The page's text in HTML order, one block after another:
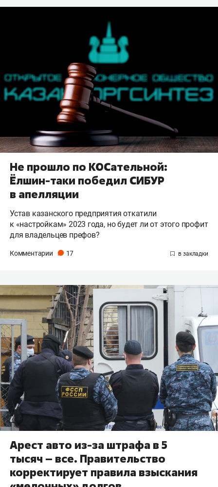
Не прошло по КОСательной:
Ёлшин-таки победил СИБУР
в апелляции
Устав казанского предприятия откатили
к «настройкам» 2023 года, но будет ли от этого профит
для владельцев префов?
Комментарии 17
Арест авто из-за штрафа в 5
тысяч – все. Правительство
корректирует правила взыскания